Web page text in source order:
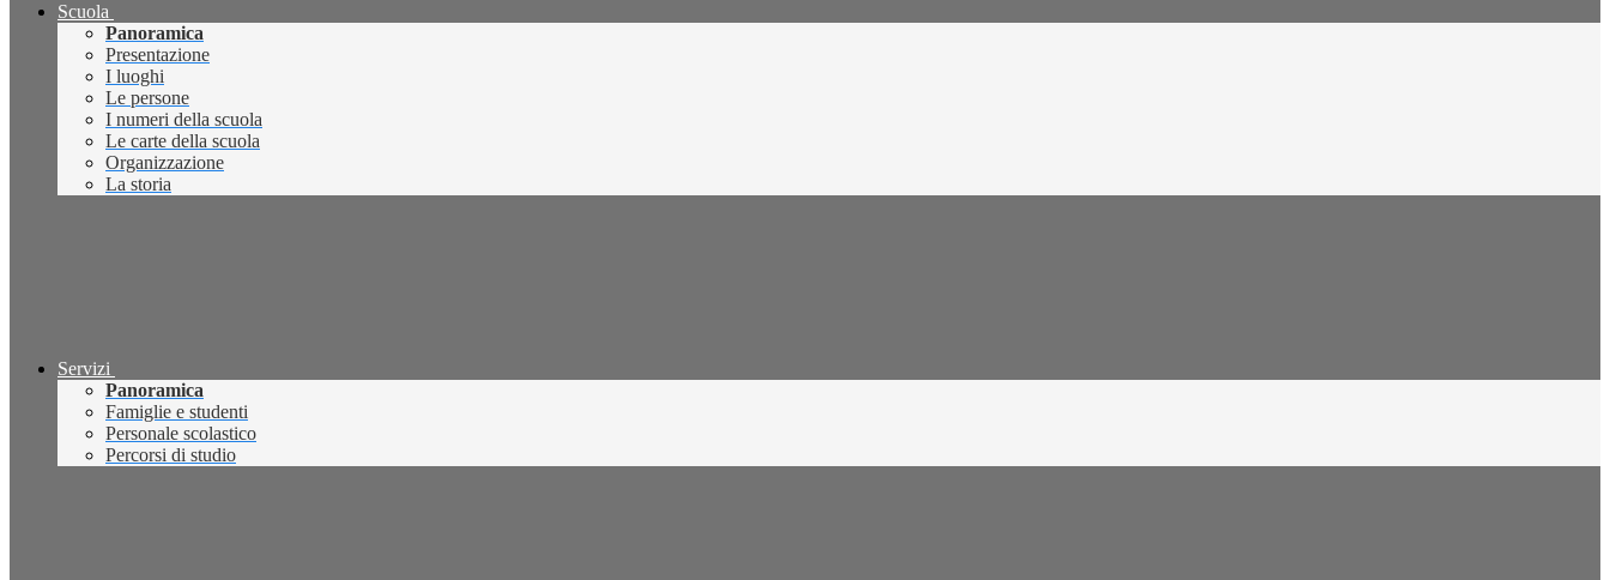
Scuola
Panoramica
Presentazione
I luoghi
Le persone
I numeri della scuola
Le carte della scuola
Organizzazione
La storia
Servizi
Panoramica
Famiglie e studenti
Personale scolastico
Percorsi di studio